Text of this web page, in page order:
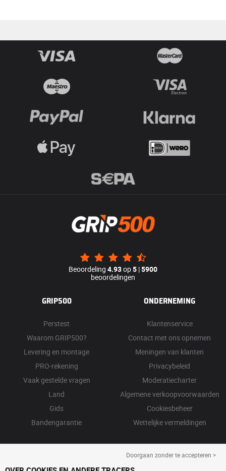
Beoordeling 4.93op5 |5900
beoordelingen
GRIP500
Perstest
Waarom GRIP500?
Levering en montage
PRO-rekening
Vaak gestelde vragen
Land
Gids
Bandengarantie
ONDERNEMING
Klantenservice
Contact met ons opnemen
Meningen van klanten
Privacybeleid
Moderatiecharter
Algemene verkoopvoorwaarden
Cookiesbeheer
Wettelijke vermeldingen
Doorgaan zonder te accepteren >